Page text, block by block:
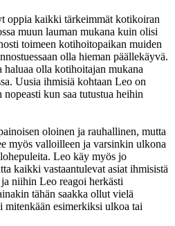
oppia kaikki tärkeimmät kotikoiran
muun lauman mukana kuin olisi
toimeen kotihoitopaikan muiden
olla hieman päällekäyvä.
olla kotihoitajan mukana
Uusia ihmisiä kohtaan Leo on
kun saa tutustua heihin
oloinen ja rauhallinen, mutta
myös valloilleen ja varsinkin ulkona
Leo käy myös jo
kaikki vastaantulevat asiat ihmisistä
niihin Leo reagoi herkästi
tähän saakka ollut vielä
esimerkiksi ulkoa tai